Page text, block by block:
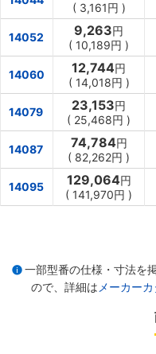
( 3,161円 )
14052 9,263円
( 10,189円 )
14060 12,744円
( 14,018円 )
14079 23,153円
( 25,468円 )
14087 74,784円
( 82,262円 )
14095 129,064円
( 141,970円 )
一部型番の仕様・寸法を
ので、詳細は メーカー